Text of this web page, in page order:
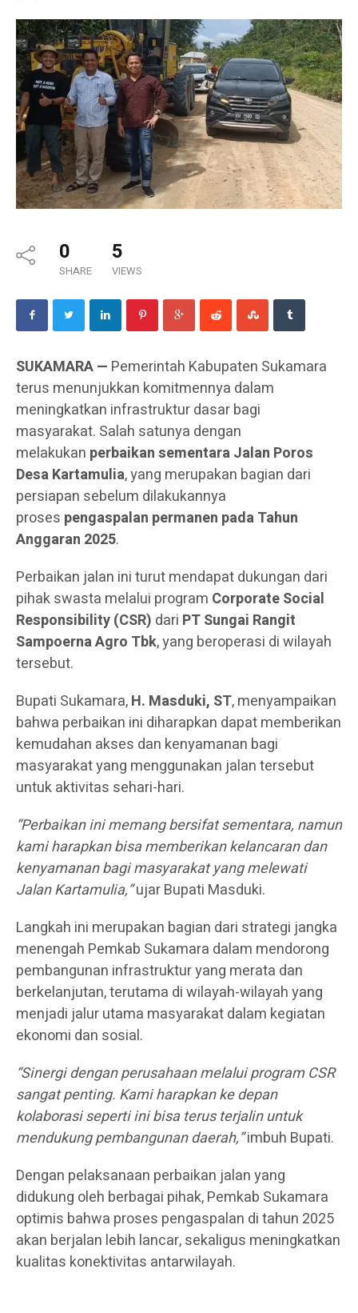
0
SHARE
5
VIEWS
SUKAMARA — Pemerintah Kabupaten Sukamara
terus menunjukkan komitmennya dalam
meningkatkan infrastruktur dasar bagi
masyarakat. Salah satunya dengan
melakukan perbaikan sementara Jalan Poros
Desa Kartamulia, yang merupakan bagian dari
persiapan sebelum dilakukannya
proses pengaspalan permanen pada Tahun
Anggaran 2025.
Perbaikan jalan ini turut mendapat dukungan dari
pihak swasta melalui program Corporate Social
Responsibility (CSR) dari PT Sungai Rangit
Sampoerna Agro Tbk, yang beroperasi di wilayah
tersebut.
Bupati Sukamara,H. Masduki, ST, menyampaikan
bahwa perbaikan ini diharapkan dapat memberikan
kemudahan akses dan kenyamanan bagi
masyarakat yang menggunakan jalan tersebut
untuk aktivitas sehari-hari.
“Perbaikan ini memang bersifat sementara, namun
kami harapkan bisa memberikan kelancaran dan
kenyamanan bagi masyarakat yang melewati
Jalan Kartamulia,”ujar Bupati Masduki.
Langkah ini merupakan bagian dari strategi jangka
menengah Pemkab Sukamara dalam mendorong
pembangunan infrastruktur yang merata dan
berkelanjutan, terutama di wilayah-wilayah yang
menjadi jalur utama masyarakat dalam kegiatan
ekonomi dan sosial.
“Sinergi dengan perusahaan melalui program CSR
sangat penting. Kami harapkan ke depan
kolaborasi seperti ini bisa terus terjalin untuk
mendukung pembangunan daerah,”imbuh Bupati.
Dengan pelaksanaan perbaikan jalan yang
didukung oleh berbagai pihak, Pemkab Sukamara
optimis bahwa proses pengaspalan di tahun 2025
akan berjalan lebih lancar, sekaligus meningkatkan
kualitas konektivitas antarwilayah.